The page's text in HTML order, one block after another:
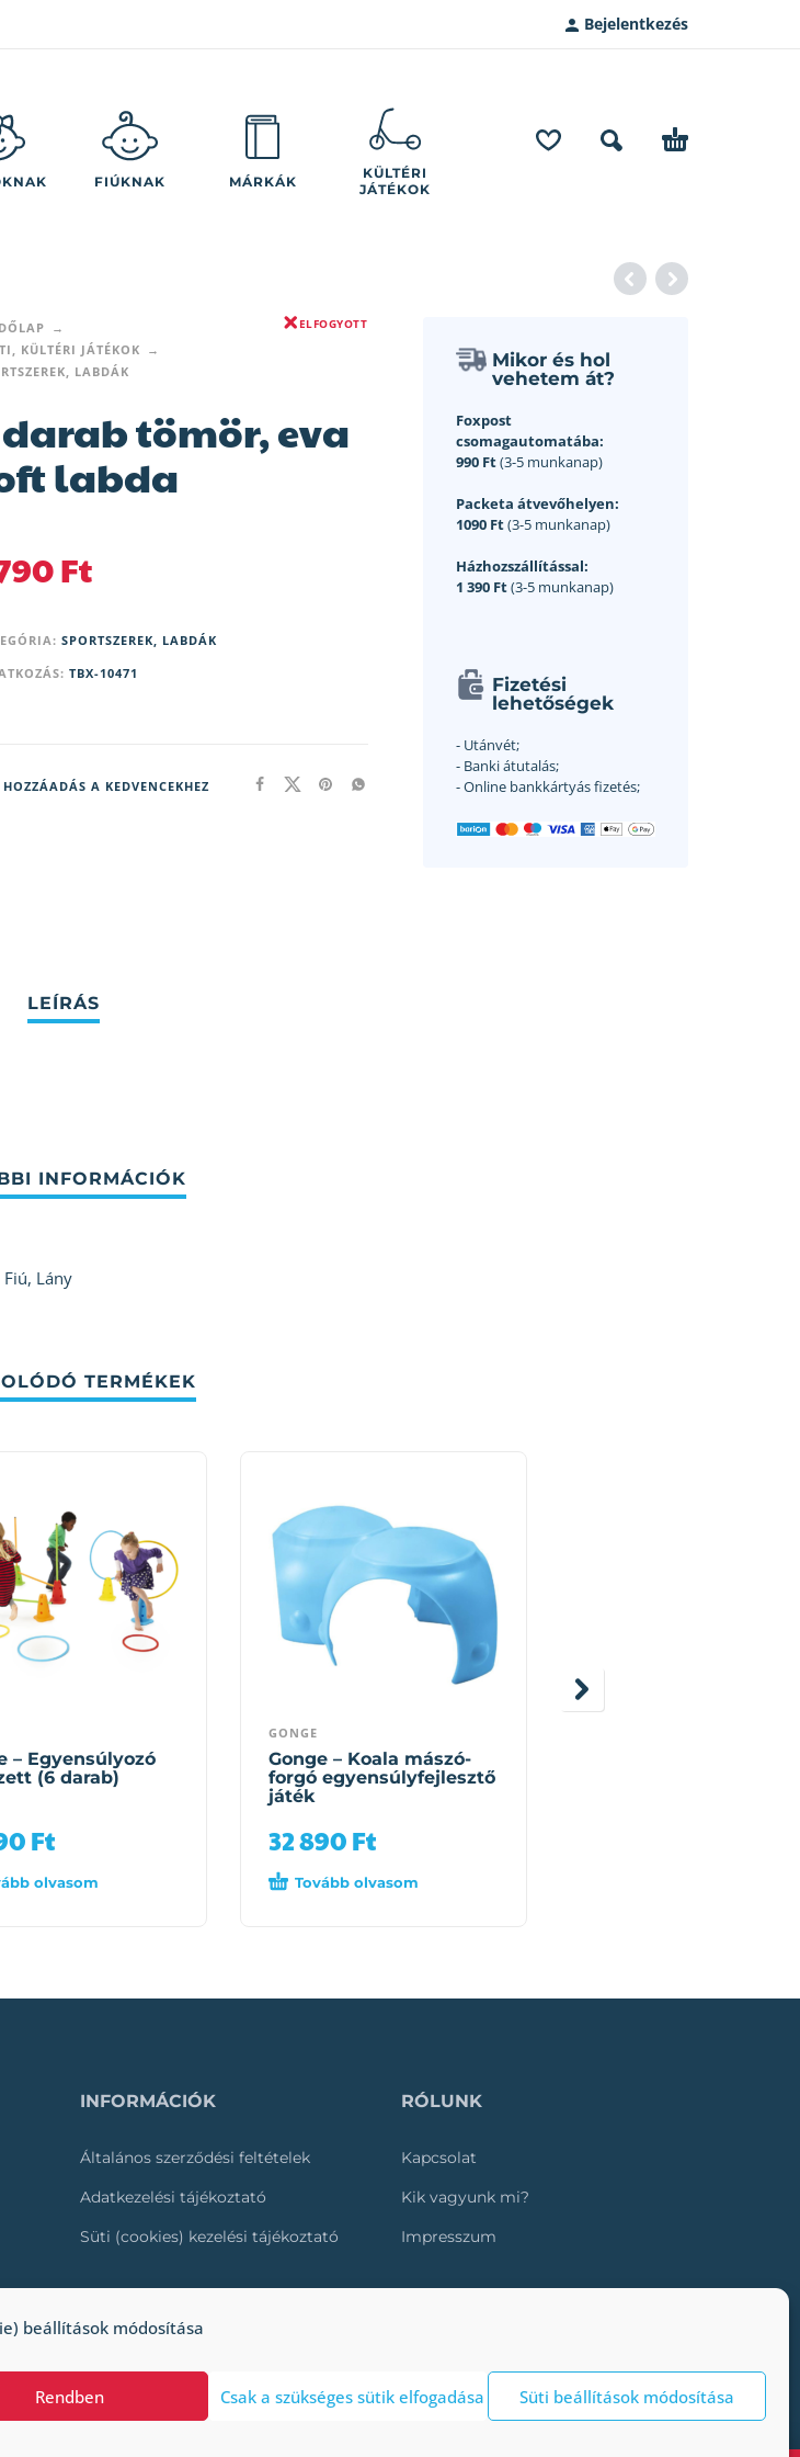
beállítások módosítása
Rendben Csak a szükséges sütik elfogadása Süti beállítások módosítása
Bejelentkezés
FIÚKNAK MÁRKÁK
KÜLTÉRI
JÁTÉKOK
KÜLTÉRI JÁTÉKOK
LABDÁK
ELFOGYOTT
darab tömör, eva
labda
Ft
SPORTSZEREK, LABDÁK
TBX-10471
HOZZÁADÁS A KEDVENCEKHEZ
Mikor és hol
vehetem át?
Foxpost
csomagautomatába:
990 Ft(3-5 munkanap)
Packeta átvevőhelyen:
1090 Ft(3-5 munkanap)
Házhozszállítással:
1 390 Ft(3-5 munkanap)
Fizetési
lehetőségek
- Utánvét;
- Banki átutalás;
- Online bankkártyás fizetés;
Fiú, Lány
TERMÉKEK
– Egyensúlyozó
(6 darab)
Ft
olvasom
GONGE
Gonge – Koala mászó-
forgó egyensúlyfejlesztő
játék
32 890Ft
Tovább olvasom
INFORMÁCIÓK
Általános szerződési feltételek
Adatkezelési tájékoztató
Süti (cookies) kezelési tájékoztató
RÓLUNK
Kapcsolat
Kik vagyunk mi?
Impresszum